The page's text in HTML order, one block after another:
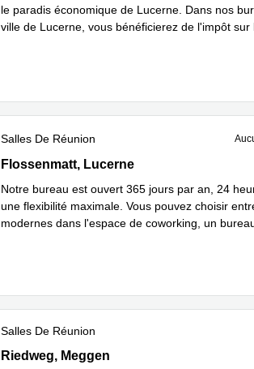
le paradis économique de Lucerne. Dans nos
ville de Lucerne, vous bénéficierez de l'impôt
Salles De Réunion
Flossenmatt 2, Lucerne
Flossenmatt, Lucerne
Notre bureau est ouvert 365 jours par an, 24
une flexibilité maximale. Vous pouvez choisir
modernes dans l'espace de coworking, un
Salles De Réunion
Riedweg 6, Meggen
Riedweg, Meggen